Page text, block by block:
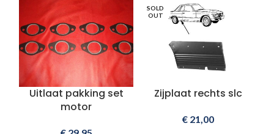
Uitlaat pakking set
motor
SOLD
OUT
Zijplaat rechts slc
€21,00